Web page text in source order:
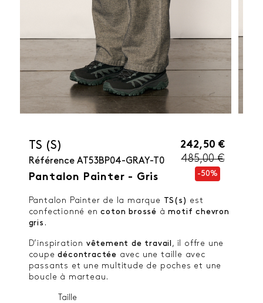
TS (S)
Référence AT53BP04-GRAY-T0
Pantalon Painter - Gris
242,50 €
485,00 €
-50%
Pantalon Painter de la marque TS(s) est
confectionné encoton brossé à motif chevron
gris .
D’inspiration vêtement de travail , il offre une
coupedécontractée avec une taille avec
passants et une multitude de poches et une
boucle à marteau.
Taille